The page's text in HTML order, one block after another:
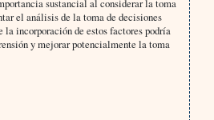
sustancial al considerar la toma
el análisis de la toma de decisiones
la incorporación de estos factores podría
y mejorar potencialmente la toma